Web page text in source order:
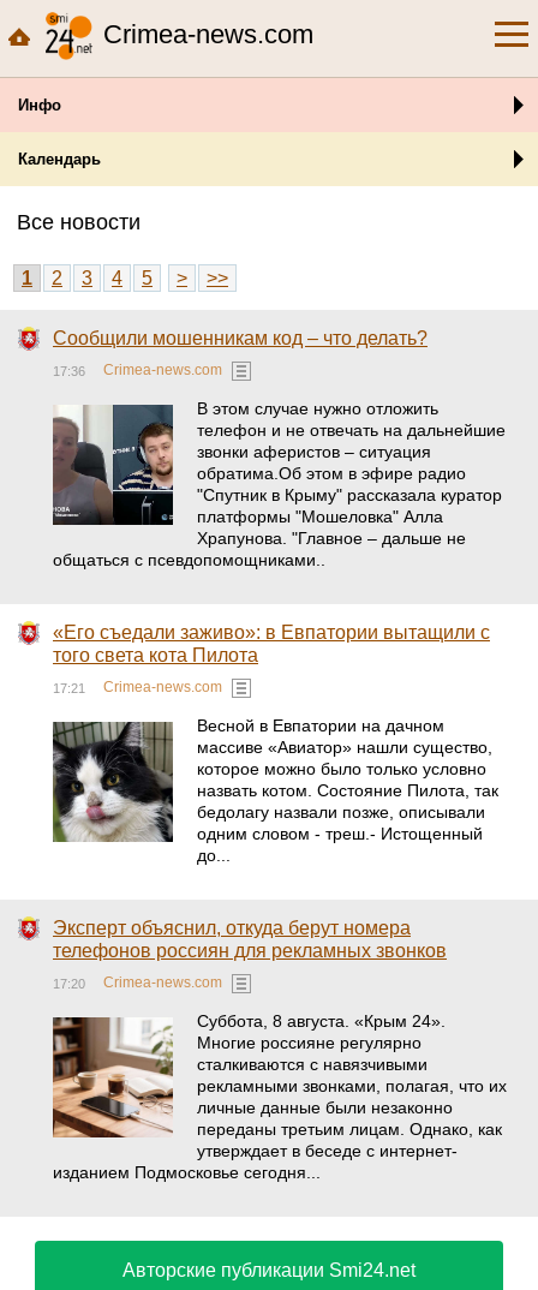
Crimea-news.com
Инфо
Календарь
Все новости
1 2 3 4 5 > >>
Сообщили мошенникам код – что делать?
17:36 Crimea-news.com
В этом случае нужно отложить
телефон и не отвечать на дальнейшие
звонки аферистов – ситуация
обратима.Об этом в эфире радио
"Спутник в Крыму" рассказала куратор
платформы "Мошеловка" Алла
Храпунова. "Главное – дальше не
общаться с псевдопомощниками..
«Его съедали заживо»: в Евпатории вытащили с
того света кота Пилота
17:21 Crimea-news.com
Весной в Евпатории на дачном
массиве «Авиатор» нашли существо,
которое можно было только условно
назвать котом. Состояние Пилота, так
бедолагу назвали позже, описывали
одним словом - треш.- Истощенный
до...
Эксперт объяснил, откуда берут номера
телефонов россиян для рекламных звонков
17:20 Crimea-news.com
Суббота, 8 августа. «Крым 24».
Многие россияне регулярно
сталкиваются с навязчивыми
рекламными звонками, полагая, что их
личные данные были незаконно
переданы третьим лицам. Однако, как
утверждает в беседе с интернет-
изданием Подмосковье сегодня...
Авторские публикации Smi24.net